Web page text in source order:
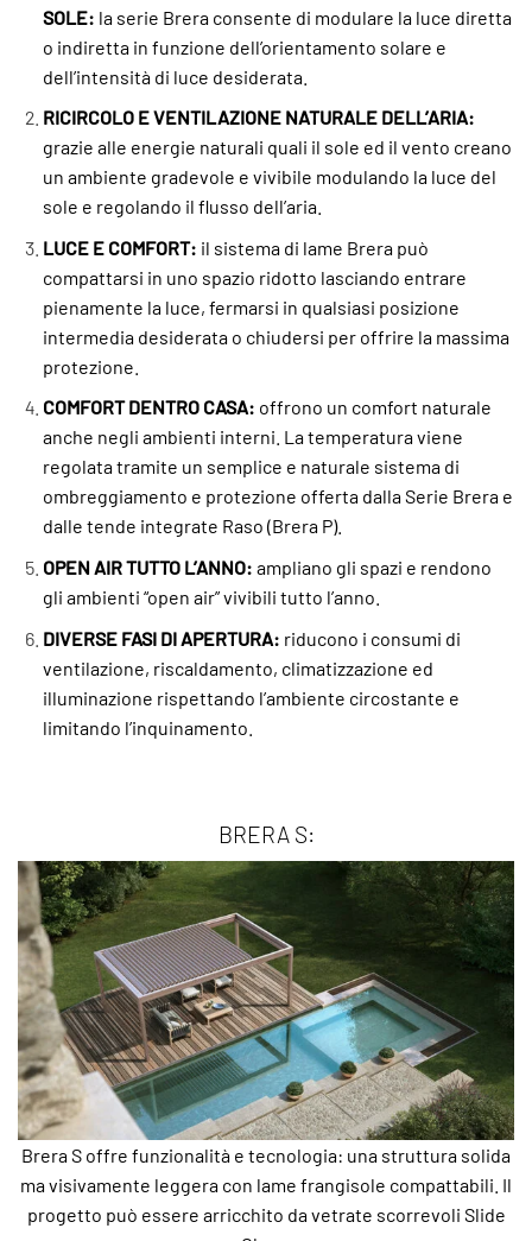
SOLE: la serie Brera consente di modulare la luce diretta
o indiretta in funzione dell’orientamento solare e
dell’intensità di luce desiderata.
RICIRCOLO E VENTILAZIONE NATURALE DELL’ARIA:
grazie alle energie naturali quali il sole ed il vento creano
un ambiente gradevole e vivibile modulando la luce del
sole e regolando il flusso dell’aria.
LUCE E COMFORT: il sistema di lame Brera può
compattarsi in uno spazio ridotto lasciando entrare
pienamente la luce, fermarsi in qualsiasi posizione
intermedia desiderata o chiudersi per offrire la massima
protezione.
COMFORT DENTRO CASA: offrono un comfort naturale
anche negli ambienti interni. La temperatura viene
regolata tramite un semplice e naturale sistema di
ombreggiamento e protezione offerta dalla Serie Brera e
dalle tende integrate Raso (Brera P).
OPEN AIR TUTTO L’ANNO: ampliano gli spazi e rendono
gli ambienti “open air” vivibili tutto l’anno.
DIVERSE FASI DI APERTURA: riducono i consumi di
ventilazione, riscaldamento, climatizzazione ed
illuminazione rispettando l’ambiente circostante e
limitando l’inquinamento.
BRERA S:
Brera S offre funzionalità e tecnologia: una struttura solida
ma visivamente leggera con lame frangisole compattabili. Il
progetto può essere arricchito da vetrate scorrevoli Slide